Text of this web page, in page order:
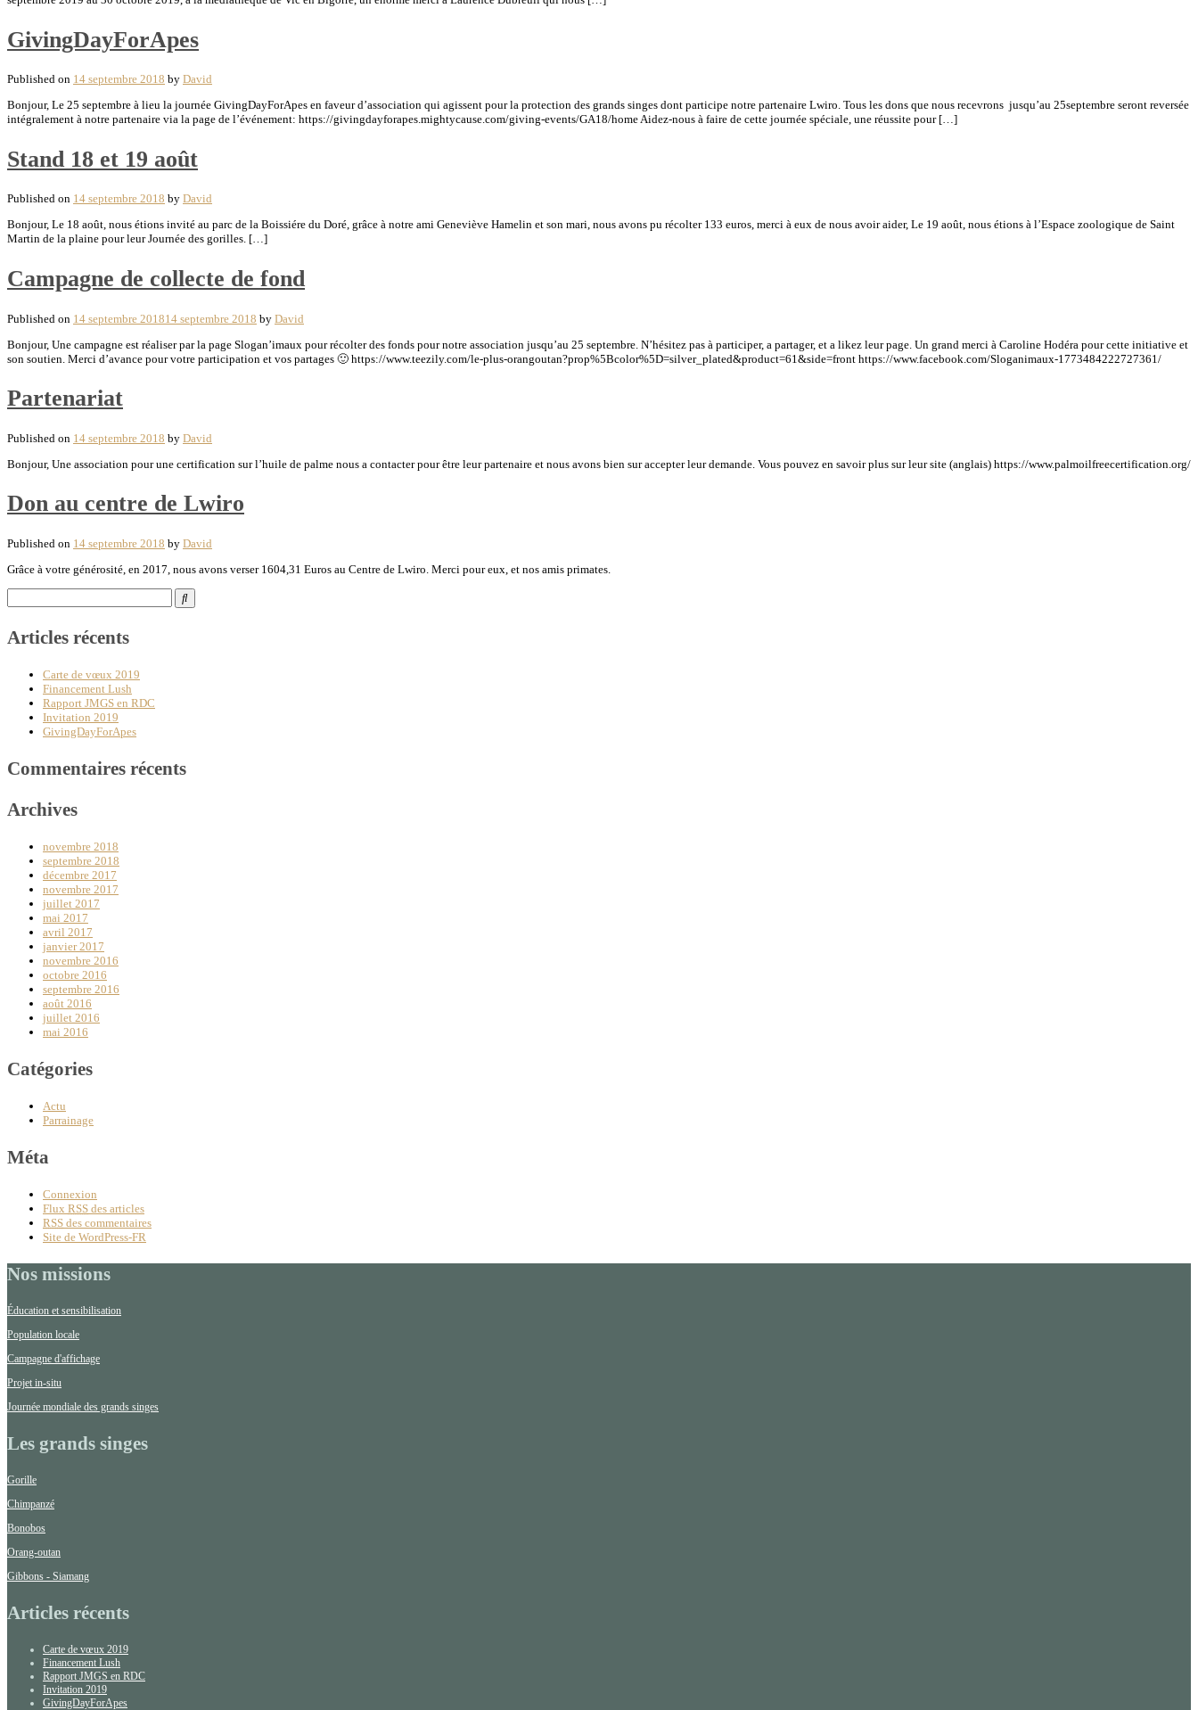
GivingDayForApes
Published on 14 septembre 2018 by David
Bonjour, Le 25 septembre à lieu la journée GivingDayForApes en faveur d’association qui agissent pour la protection des grands singes dont participe notre partenaire Lwiro. Tous les dons que nous recevrons jusqu’au 25septembre seront reversée
intégralement à notre partenaire via la page de l’événement: https://givingdayforapes.mightycause.com/giving-events/GA18/home Aidez-nous à faire de cette journée spéciale, une réussite pour […]
Stand 18 et 19 août
Published on 14 septembre 2018 by David
Bonjour, Le 18 août, nous étions invité au parc de la Boissiére du Doré, grâce à notre ami Geneviève Hamelin et son mari, nous avons pu récolter 133 euros, merci à eux de nous avoir aider, Le 19 août, nous étions à l’Espace zoologique de Saint
Martin de la plaine pour leur Journée des gorilles. […]
Campagne de collecte de fond
Published on 14 septembre 201814 septembre 2018 by David
Bonjour, Une campagne est réaliser par la page Slogan’imaux pour récolter des fonds pour notre association jusqu’au 25 septembre. N’hésitez pas à participer, a partager, et a likez leur page. Un grand merci à Caroline Hodéra pour cette initiative et
son soutien. Merci d’avance pour votre participation et vos partages 🙂 https://www.teezily.com/le-plus-orangoutan?prop%5Bcolor%5D=silver_plated&product=61&side=front https://www.facebook.com/Sloganimaux-1773484222727361/
Partenariat
Published on 14 septembre 2018 by David
Bonjour, Une association pour une certification sur l’huile de palme nous a contacter pour être leur partenaire et nous avons bien sur accepter leur demande. Vous pouvez en savoir plus sur leur site (anglais) https://www.palmoilfreecertification.org/
Don au centre de Lwiro
Published on 14 septembre 2018 by David
Grâce à votre générosité, en 2017, nous avons verser 1604,31 Euros au Centre de Lwiro. Merci pour eux, et nos amis primates.
for:
Articles récents
Carte de vœux 2019
Financement Lush
Rapport JMGS en RDC
Invitation 2019
GivingDayForApes
Commentaires récents
Archives
novembre 2018
septembre 2018
décembre 2017
novembre 2017
juillet 2017
mai 2017
avril 2017
janvier 2017
novembre 2016
octobre 2016
septembre 2016
août 2016
juillet 2016
mai 2016
Catégories
Actu
Parrainage
Méta
Connexion
Flux RSS des articles
RSS des commentaires
Site de WordPress-FR
Nos missions
Éducation et sensibilisation
Population locale
Campagne d'affichage
Projet in-situ
Journée mondiale des grands singes
Les grands singes
Gorille
Chimpanzé
Bonobos
Orang-outan
Gibbons - Siamang
Articles récents
Carte de vœux 2019
Financement Lush
Rapport JMGS en RDC
Invitation 2019
GivingDayForApes